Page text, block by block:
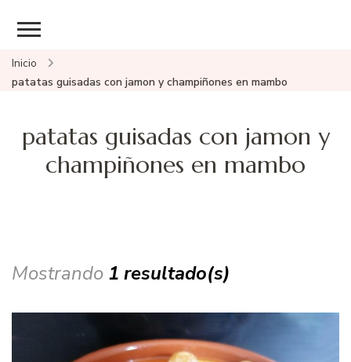
Inicio
patatas guisadas con jamon y champiñones en mambo
patatas guisadas con jamon y
champiñones en mambo
Mostrando 1 resultado(s)